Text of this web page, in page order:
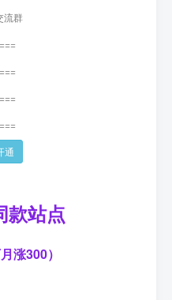
流群
通
站点
涨300）